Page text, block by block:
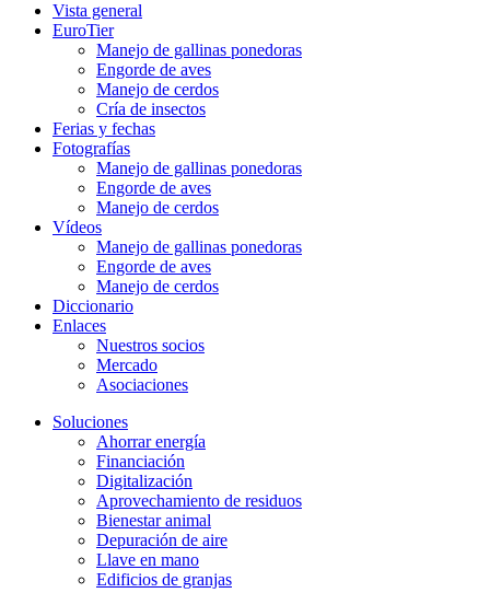
Vista general
EuroTier
Manejo de gallinas ponedoras
Engorde de aves
Manejo de cerdos
Cría de insectos
Ferias y fechas
Fotografías
Manejo de gallinas ponedoras
Engorde de aves
Manejo de cerdos
Vídeos
Manejo de gallinas ponedoras
Engorde de aves
Manejo de cerdos
Diccionario
Enlaces
Nuestros socios
Mercado
Asociaciones
Soluciones
Ahorrar energía
Financiación
Digitalización
Aprovechamiento de residuos
Bienestar animal
Depuración de aire
Llave en mano
Edificios de granjas